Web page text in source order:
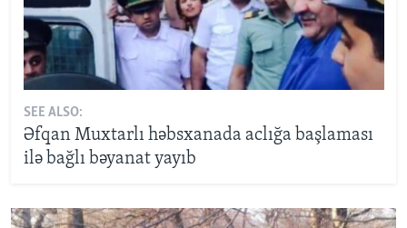
SEE ALSO:
Əfqan Muxtarlı həbsxanada aclığa başlaması
ilə bağlı bəyanat yayıb